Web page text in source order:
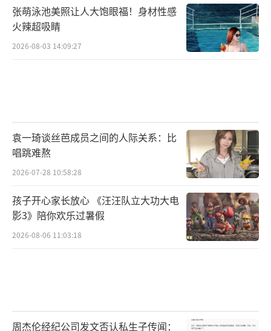
张萌泳池美照让人大饱眼福！身材性感
火辣超吸睛
2026-08-03 14:09:27
袁一琦谈丝芭成员之间的人际关系：比
唱跳难熬
2026-07-28 10:58:28
孩子开心家长放心 《汪汪队立大功大电
影3》陪你欢乐过暑假
2026-08-06 11:03:18
周杰伦经纪公司发文否认私生子传闻：